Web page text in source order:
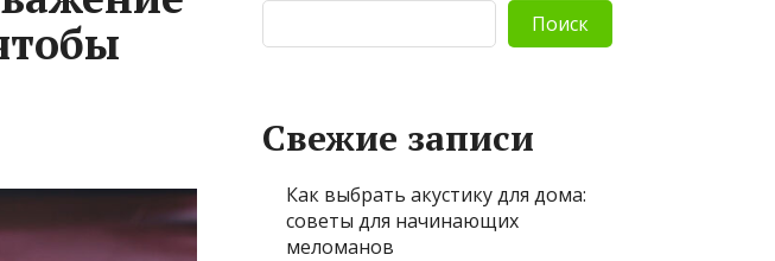
Поиск
Свежие записи
Как выбрать акустику для дома:
советы для начинающих
меломанов